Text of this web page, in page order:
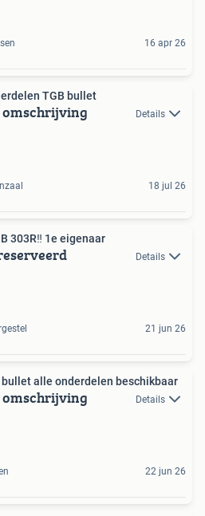
16 apr 26
TGB bullet
omschrijving Details
18 jul 26
303R‼️ 1e eigenaar️
Details
21 jun 26
bullet alle onderdelen beschikbaar
omschrijving Details
22 jun 26